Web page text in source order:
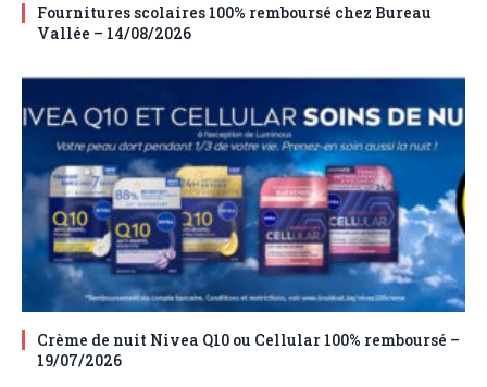
Fournitures scolaires 100% remboursé chez Bureau
Vallée – 14/08/2026
Crème de nuit Nivea Q10 ou Cellular 100% remboursé –
19/07/2026